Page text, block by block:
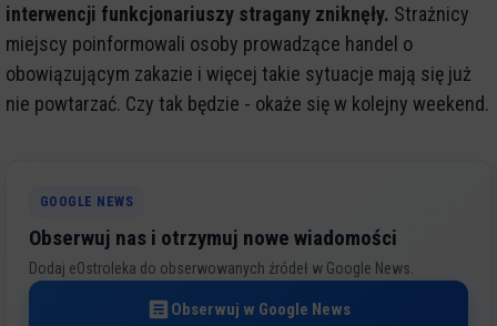
interwencji funkcjonariuszy stragany zniknęły. Strażnicy
miejscy poinformowali osoby prowadzące handel o
obowiązującym zakazie i więcej takie sytuacje mają się już
nie powtarzać. Czy tak będzie - okaże się w kolejny weekend.
GOOGLE NEWS
Obserwuj nas i otrzymuj nowe wiadomości
Dodaj eOstroleka do obserwowanych źródeł w Google News.
Obserwuj w Google News